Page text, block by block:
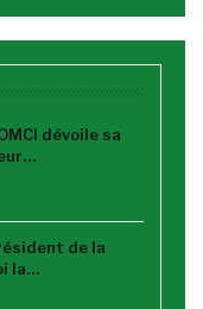
dévoile sa
de la
la…